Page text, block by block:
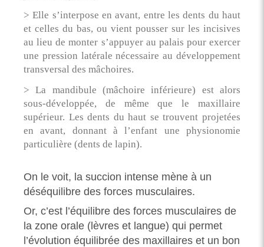
> Elle s’interpose en avant, entre les dents du haut
et celles du bas, ou vient pousser sur les incisives
au lieu de monter s’appuyer au palais pour exercer
une pression latérale nécessaire au développement
transversal des mâchoires.
> La mandibule (mâchoire inférieure) est alors
sous-développée, de même que le maxillaire
supérieur. Les dents du haut se trouvent projetées
en avant, donnant à l’enfant une physionomie
particulière (dents de lapin).
On le voit, la succion intense mène à un
déséquilibre des forces musculaires.
Or, c’est l’équilibre des forces musculaires de
la zone orale (lèvres et langue) qui permet
l’évolution équilibrée des maxillaires et un bon